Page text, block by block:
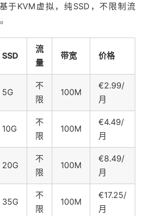
于KVM虚拟，纯SSD，不限制流
SSD
流
量
带宽 价格
5G
不
限
100M
€2.99/
月
10G
不
限
100M
€4.49/
月
20G
不
限
100M
€8.49/
月
35G
不
限
100M
€17.25/
月